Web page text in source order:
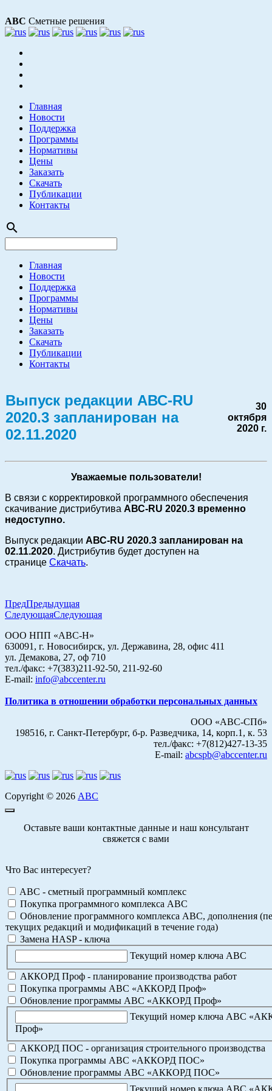
АВС Сметные решения
Главная
Новости
Поддержка
Программы
Нормативы
Цены
Заказать
Скачать
Публикации
Контакты
search
Главная
Новости
Поддержка
Программы
Нормативы
Цены
Заказать
Скачать
Публикации
Контакты
Выпуск редакции АВС-RU
2020.3 запланирован на
02.11.2020
30
октября
2020 г.
Уважаемые пользователи!
В связи с корректировкой программного обеспечения
скачивание дистрибутива АВС-RU 2020.3 временно
недоступно.
Выпуск редакции АВС-RU 2020.3 запланирован на
02.11.2020. Дистрибутив будет доступен на
странице Скачать.
ПредПредыдущая
СледующаяСледующая
ООО НПП «АВС-Н»
630091, г. Новосибирск, ул. Державина, 28, офис 411
ул. Демакова, 27, оф 710
тел./факс: +7(383)211-92-50, 211-92-60
E-mail: info@abccenter.ru
Политика в отношении обработки персональных данных
ООО «АВС-СПб»
198516, г. Санкт-Петербург, б-р. Разведчика, 14, корп.1, к. 53
тел./факс: +7(812)427-13-35
E-mail: abcspb@abccenter.ru
Copyright © 2026 АВС
Оставьте ваши контактные данные и наш консультант
свяжется с вами
Что Вас интересует?
ABC - сметный программный комплекс
Покупка программного комплекса АВС
Обновление программного комплекса АВС, дополнения
текущих редакций и модификаций в течение года)
Замена HASP - ключа
Текущий номер ключа АВС
АККОРД Проф - планирование производства работ
Покупка программы АВС «АККОРД Проф»
Обновление программы АВС «АККОРД Проф»
Текущий номер ключа АВС
Проф»
АККОРД ПОС - организация строительного производства
Покупка программы АВС «АККОРД ПОС»
Обновление программы АВС «АККОРД ПОС»
Текущий номер ключа АВС